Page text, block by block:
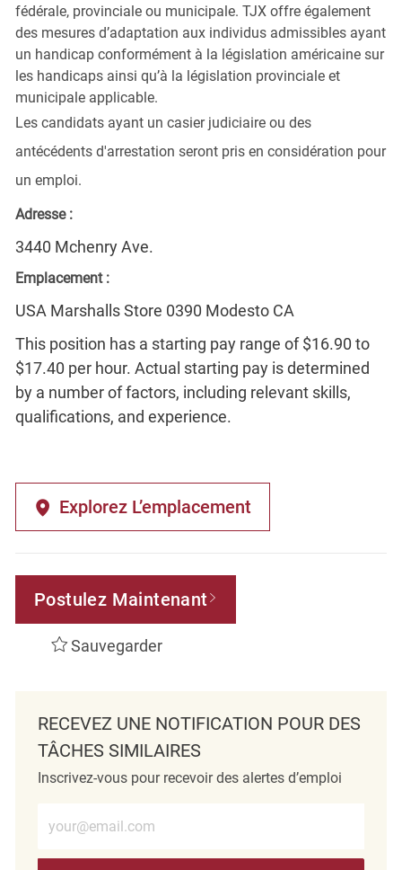
fédérale, provinciale ou municipale. TJX offre également
des mesures d’adaptation aux individus admissibles ayant
un handicap conformément à la législation américaine sur
les handicaps ainsi qu’à la législation provinciale et
municipale applicable.
Les candidats ayant un casier judiciaire ou des
antécédents d'arrestation seront pris en considération pour
un emploi.
Adresse :
3440 Mchenry Ave.
Emplacement :
USA Marshalls Store 0390 Modesto CA
This position has a starting pay range of $16.90 to
$17.40 per hour. Actual starting pay is determined
by a number of factors, including relevant skills,
qualifications, and experience.
Explorez L’emplacement
Postulez Maintenant
Sauvegarder
RECEVEZ UNE NOTIFICATION POUR DES
TÂCHES SIMILAIRES
Inscrivez-vous pour recevoir des alertes d’emploi